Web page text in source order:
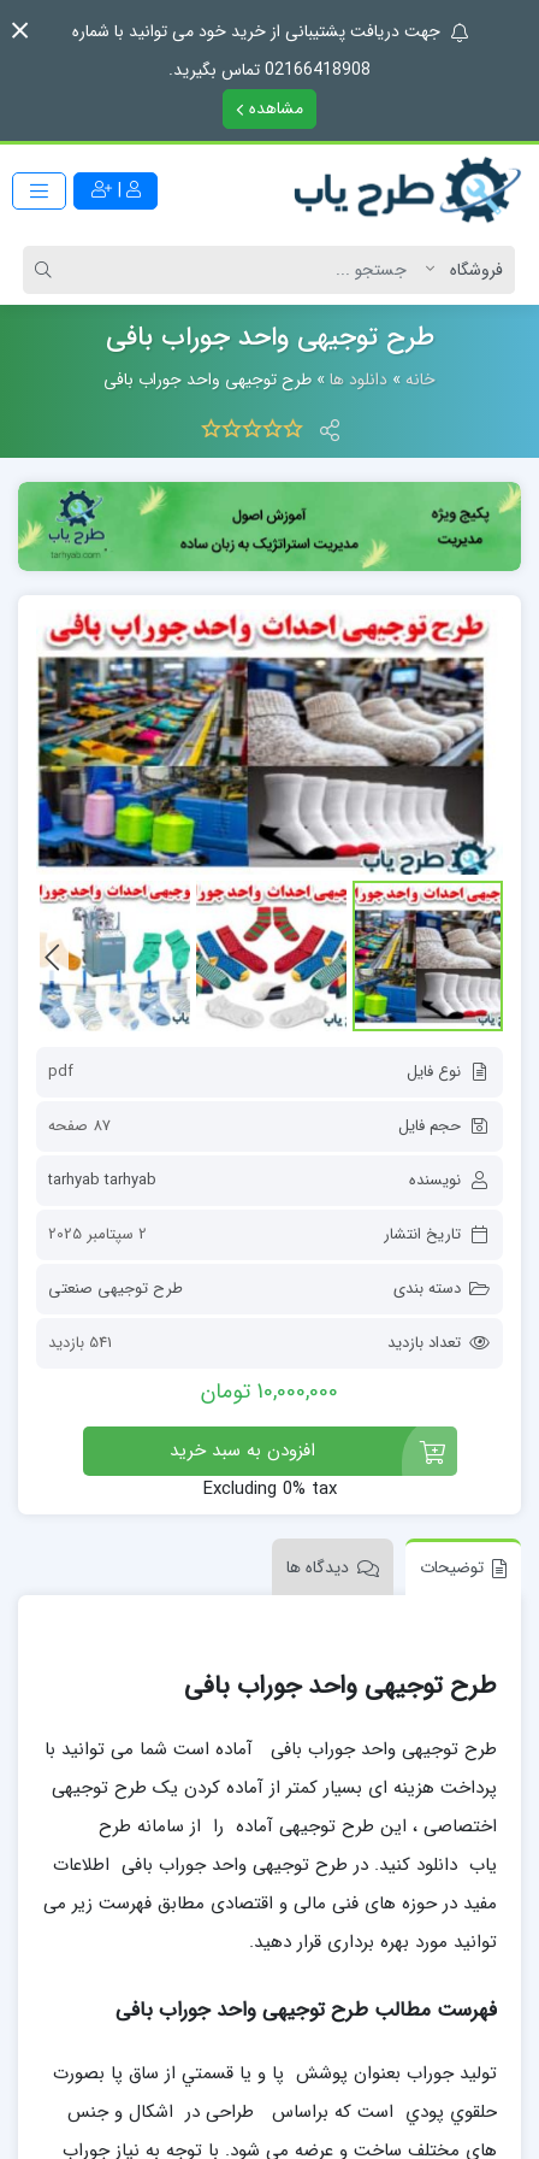
جهت دریافت پشتیبانی از خرید خود می توانید با شماره
02166418908 تماس بگیرید.
مشاهده
|
طرح توجیهی واحد جوراب بافی
خانه» دانلود ها» طرح توجیهی واحد جوراب بافی
نوع فایل pdf
حجم فایل 87 صفحه
نویسنده tarhyab tarhyab
تاریخ انتشار 2 سپتامبر 2025
دسته بندی طرح توجیهی صنعتی
تعداد بازدید 541 بازدید
10,000,000 تومان
افزودن به سبد خرید
Excluding 0% tax
توضیحات دیدگاه ها
طرح توجیهی واحد جوراب بافی
طرح توجیهی واحد جوراب بافی آماده است شما می توانید با
پرداخت هزینه ای بسیار کمتر از آماده کردن یک طرح توجیهی
اختصاصی ، این طرح توجیهی آماده را از سامانه طرح
یاب دانلود کنید. در طرح توجیهی واحد جوراب بافی اطلاعات
مفید در حوزه های فنی مالی و اقتصادی مطابق فهرست زیر می
توانید مورد بهره برداری قرار دهید.
فهرست مطالب طرح توجیهی واحد جوراب بافی
تولید جوراب بعنوان پوشش پا و يا قسمتي از ساق پا بصورت
حلقوي پودي است که براساس طراحی در اشكال و جنس
هاي مختلف ساخت و عرضه می شود. با توجه به نیاز جوراب